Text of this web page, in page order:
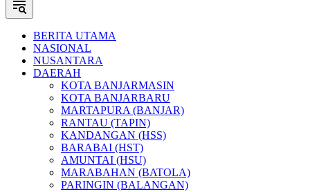
BERITA UTAMA
NASIONAL
NUSANTARA
DAERAH
KOTA BANJARMASIN
KOTA BANJARBARU
MARTAPURA (BANJAR)
RANTAU (TAPIN)
KANDANGAN (HSS)
BARABAI (HST)
AMUNTAI (HSU)
MARABAHAN (BATOLA)
PARINGIN (BALANGAN)